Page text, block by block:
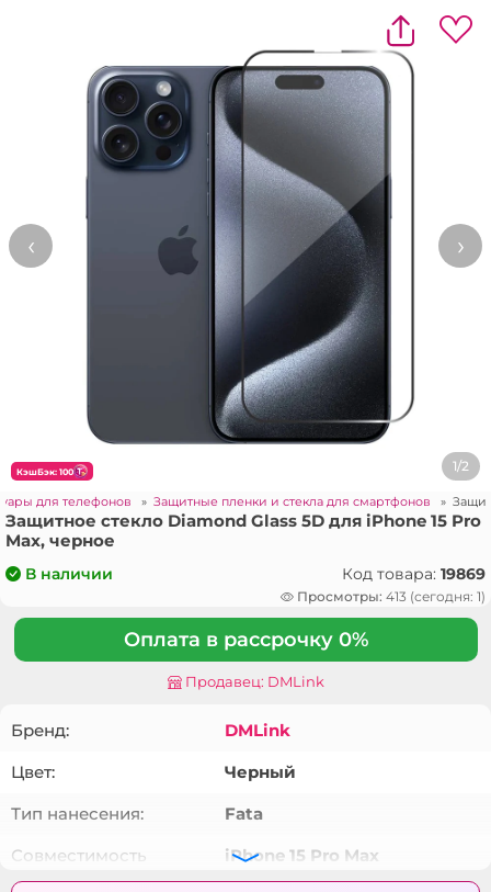
КэшБэк: 100 1/2
‹ ›
для телефонов » Защитные пленки и стекла для смартфонов »
Защитное стекло Diamond Glass 5D для iPhone 15 Pro
Max, черное
В наличии Код товара: 19869
Просмотры: 413 (сегодня: 1)
Оплата в рассрочку 0%
Продавец: DMLink
Бренд:
DMLink
Цвет:
Черный
Тип нанесения:
Fata
Совместимость
модели:
iPhone 15 Pro Max